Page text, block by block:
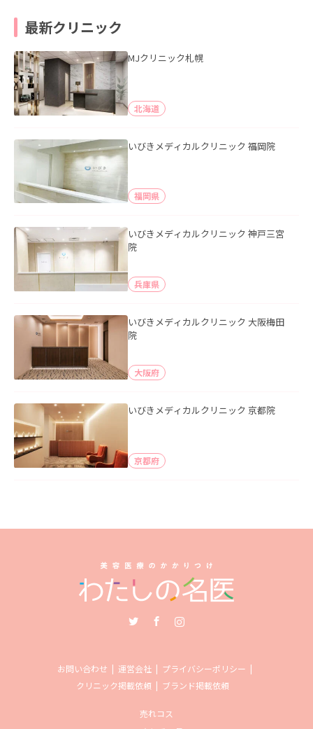
最新クリニック
MJクリニック札幌
北海道
いびきメディカルクリニック 福岡院
福岡県
いびきメディカルクリニック 神戸三宮
院
兵庫県
いびきメディカルクリニック 大阪梅田
院
大阪府
いびきメディカルクリニック 京都院
京都府
お問い合わせ 運営会社
プライバシーポリシー
クリニック掲載依頼
ブランド掲載依頼
売れコス